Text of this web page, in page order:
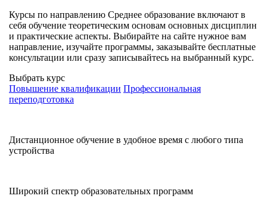
Курсы по направлению Среднее образование включают в
себя обучение теоретическим основам основных дисциплин
и практические аспекты. Выбирайте на сайте нужное вам
направление, изучайте программы, заказывайте бесплатные
консультации или сразу записывайтесь на выбранный курс.
Выбрать курс
Повышение квалификации Профессиональная
переподготовка
Дистанционное обучение в удобное время с любого типа
устройства
Широкий спектр образовательных программ